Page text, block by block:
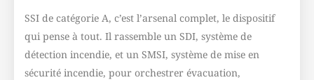
SSI de catégorie A, c’est l’arsenal complet, le dispositif
qui pense à tout. Il rassemble un SDI, système de
détection incendie, et un SMSI, système de mise en
sécurité incendie, pour orchestrer évacuation,